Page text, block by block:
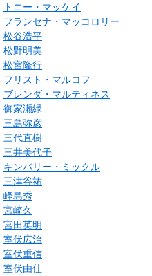
トニー・マッケイ
フランセナ・マッコロリー
松谷浩平
松野明美
松宮隆行
フリスト・マルコフ
ブレンダ・マルティネス
御家瀬緑
三島弥彦
三代直樹
三井美代子
キンバリー・ミックル
三津谷祐
峰島秀
宮崎久
宮田英明
室伏広治
室伏重信
室伏由佳